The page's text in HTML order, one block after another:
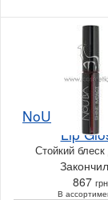
NoUBA
Lip
Стойкий
867 грн
В